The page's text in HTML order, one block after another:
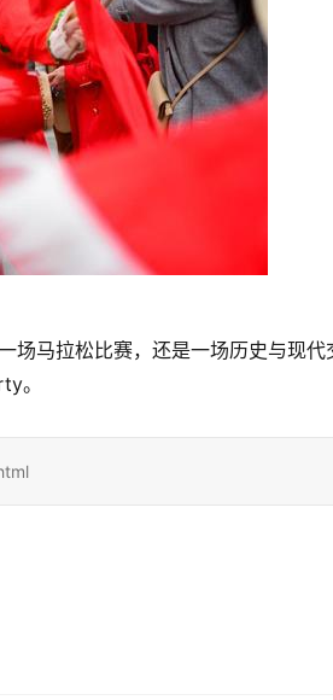
场马拉松比赛，还是一场历史与现代
。